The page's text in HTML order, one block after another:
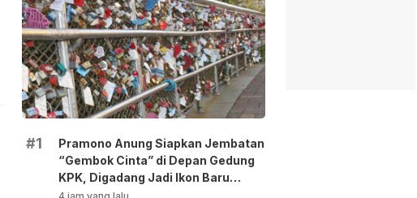
#1
Pramono Anung Siapkan Jembatan
“Gembok Cinta” di Depan Gedung
KPK, Digadang Jadi Ikon Baru
Jakarta!